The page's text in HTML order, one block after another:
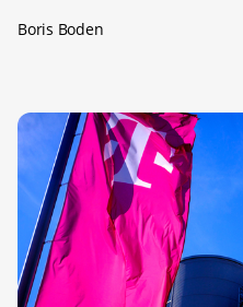
Boris Boden